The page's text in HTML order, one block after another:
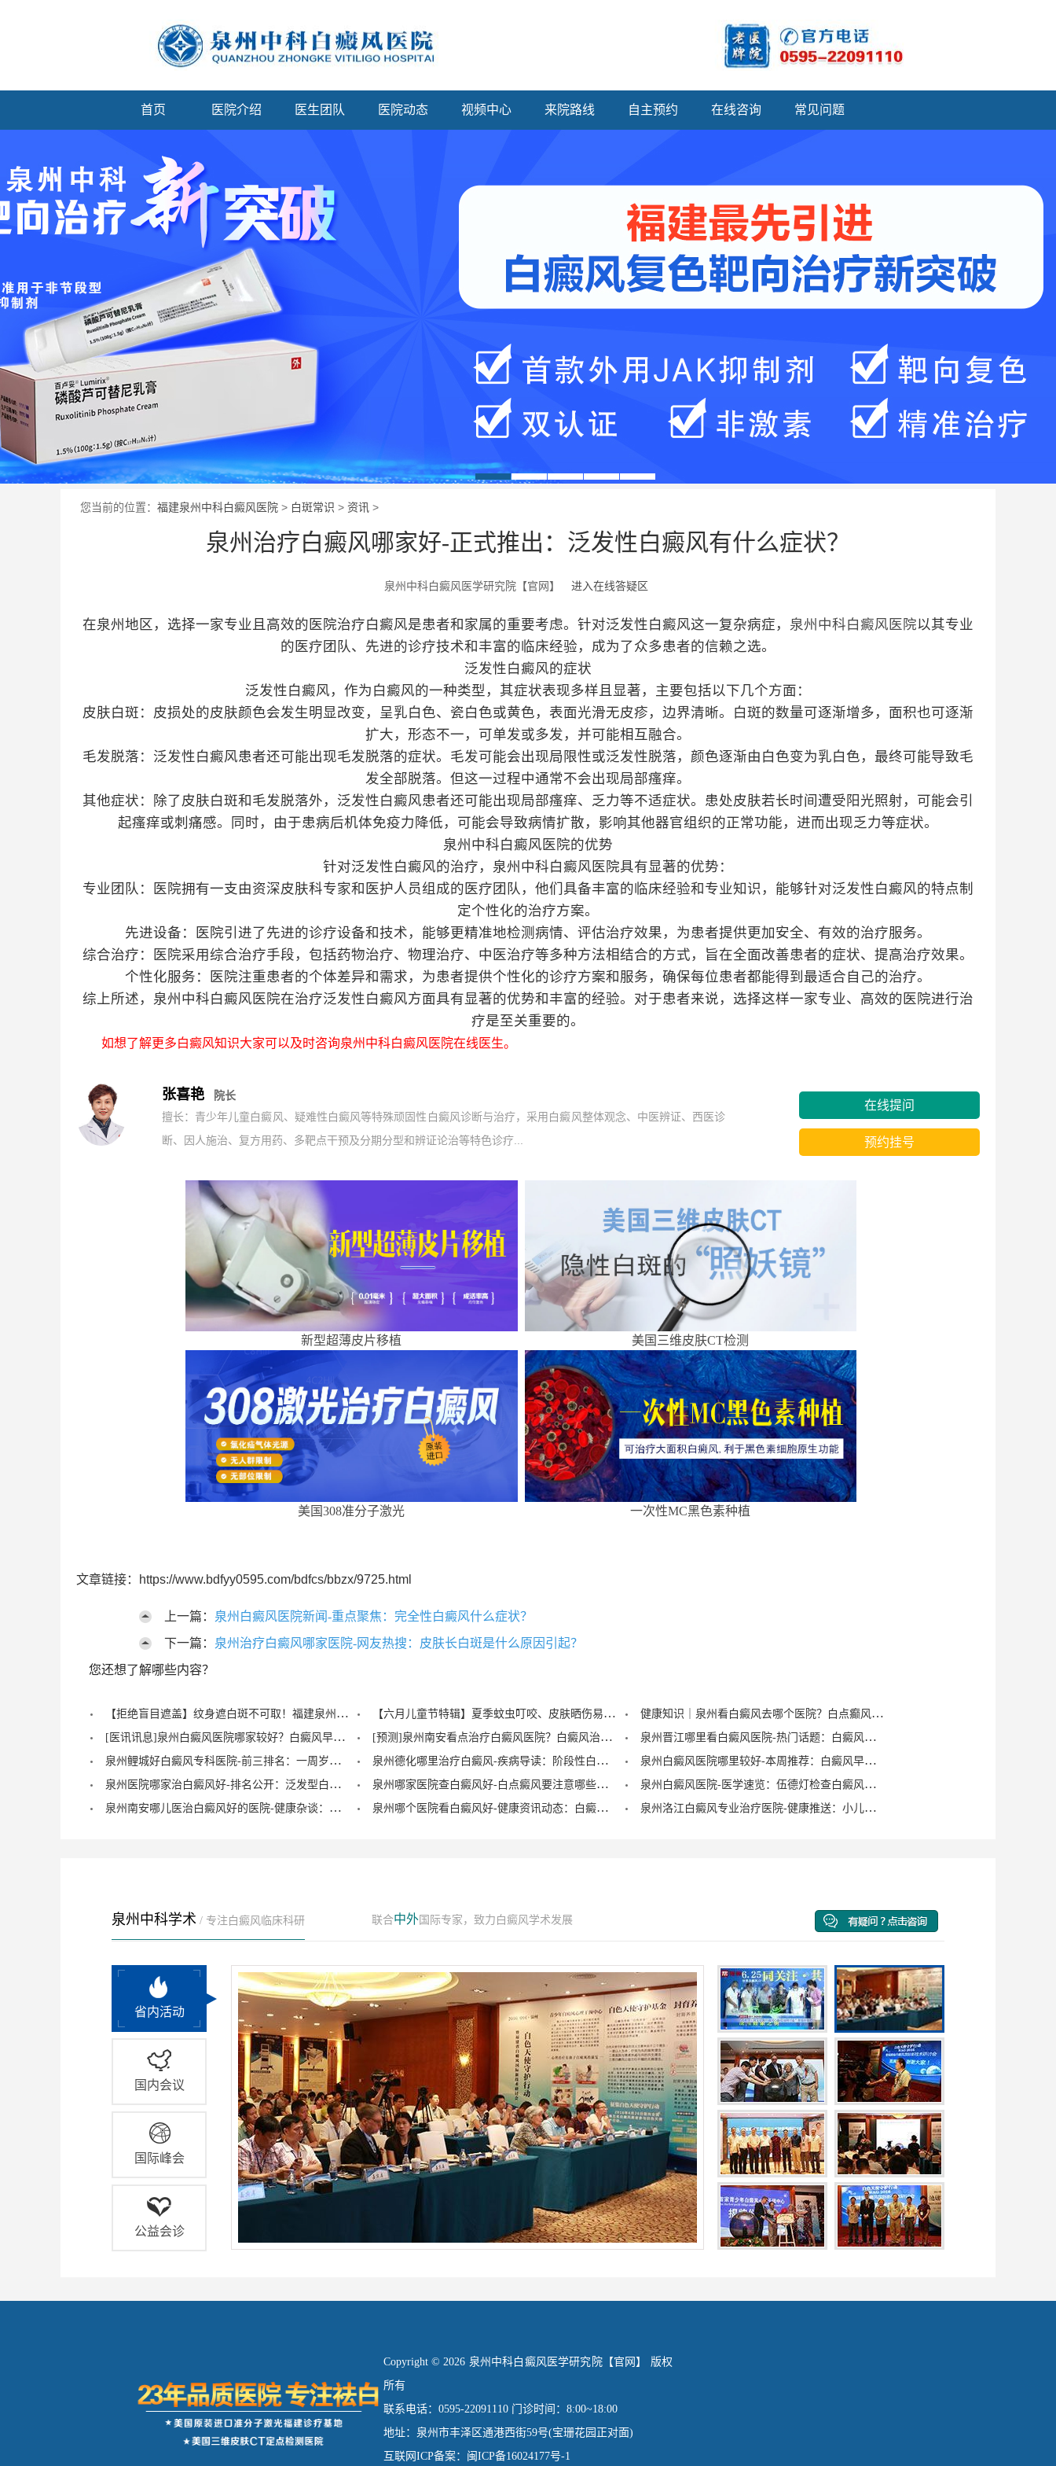
首页 医院介绍 医生团队 医院动态 视频中心 来院路线 自主预约 在线咨询 常见问题
您当前的位置： 福建泉州中科白癜风医院 > 白斑常识 > 资讯 >
泉州治疗白癜风哪家好-正式推出：泛发性白癜风有什么症状？
泉州中科白癜风医学研究院【官网】 进入在线答疑区
在泉州地区，选择一家专业且高效的医院治疗白癜风是患者和家属的重要考虑。针对泛发性白癜风这一复杂病症， 泉州中科白癜风医院以其专业
的医疗团队、先进的诊疗技术和丰富的临床经验，成为了众多患者的信赖之选。
泛发性白癜风的症状
泛发性白癜风，作为白癜风的一种类型，其症状表现多样且显著，主要包括以下几个方面：
皮肤白斑：皮损处的皮肤颜色会发生明显改变，呈乳白色、瓷白色或黄色，表面光滑无皮疹，边界清晰。白斑的数量可逐渐增多，面积也可逐渐
扩大，形态不一，可单发或多发，并可能相互融合。
毛发脱落：泛发性白癜风患者还可能出现毛发脱落的症状。毛发可能会出现局限性或泛发性脱落，颜色逐渐由白色变为乳白色，最终可能导致毛
发全部脱落。但这一过程中通常不会出现局部瘙痒。
其他症状：除了皮肤白斑和毛发脱落外，泛发性白癜风患者还可能出现局部瘙痒、乏力等不适症状。患处皮肤若长时间遭受阳光照射，可能会引
起瘙痒或刺痛感。同时，由于患病后机体免疫力降低，可能会导致病情扩散，影响其他器官组织的正常功能，进而出现乏力等症状。
泉州中科白癜风医院的优势
针对泛发性白癜风的治疗，泉州中科白癜风医院具有显著的优势：
专业团队：医院拥有一支由资深皮肤科专家和医护人员组成的医疗团队，他们具备丰富的临床经验和专业知识，能够针对泛发性白癜风的特点制
定个性化的治疗方案。
先进设备：医院引进了先进的诊疗设备和技术，能够更精准地检测病情、评估治疗效果，为患者提供更加安全、有效的治疗服务。
综合治疗：医院采用综合治疗手段，包括药物治疗、物理治疗、中医治疗等多种方法相结合的方式，旨在全面改善患者的症状、提高治疗效果。
个性化服务：医院注重患者的个体差异和需求，为患者提供个性化的诊疗方案和服务，确保每位患者都能得到最适合自己的治疗。
综上所述，泉州中科白癜风医院在治疗泛发性白癜风方面具有显著的优势和丰富的经验。对于患者来说，选择这样一家专业、高效的医院进行治
疗是至关重要的。
如想了解更多白癜风知识大家可以及时咨询泉州中科白癜风医院在线医生。
张喜艳
院长
擅长：青少年儿童白癜风、疑难性白癜风等特殊顽固性白癜风诊断与治疗，采用白癜风整体观念、中医辨证、西医诊
断、因人施治、复方用药、多靶点干预及分期分型和辨证论治等特色诊疗...
在线提问
预约挂号
新型超薄皮片移植 美国三维皮肤CT检测
美国308准分子激光 一次性MC黑色素种植
文章链接：https://www.bdfyy0595.com/bdfcs/bbzx/9725.html
上一篇： 泉州白癜风医院新闻-重点聚焦：完全性白癜风什么症状？
下一篇： 泉州治疗白癜风哪家医院-网友热搜：皮肤长白斑是什么原因引起？
您还想了解哪些内容？
【拒绝盲目遮盖】纹身遮白斑不可取！福建泉州中科白癜风医院倡导科学诊疗，从根源唤醒黑色素 【六月儿童节特辑】夏季蚊虫叮咬、皮肤晒伤易成白斑“催化剂”，泉州中科：儿童白癜风暑期护理记住三个要点！
健康知识｜泉州看白癜风去哪个医院？白点癫风早期可以自愈？
[医讯讯息]泉州白癜风医院哪家较好？白癜风早期症状能治愈？
[预测]泉州南安看点治疗白癜风医院？白癜风治疗后泛红是怎么回事？
泉州晋江哪里看白癜风医院-热门话题：白癜风症状有哪些？
泉州鲤城好白癜风专科医院-前三排名：一周岁宝宝有白癜风症状？
泉州德化哪里治疗白癜风-疾病导读：阶段性白癜风的症状？
泉州白癜风医院哪里较好-本周推荐：白癜风早期症状如何确诊？
泉州医院哪家治白癜风好-排名公开：泛发型白癜风怎么治疗才正确？
泉州哪家医院查白癜风好-白点癜风要注意哪些饮食禁忌？
泉州白癜风医院-医学速览：伍德灯检查白癜风症状？
泉州南安哪儿医治白癜风好的医院-健康杂谈：治疗儿童脚部白癜风要注重什么？
泉州哪个医院看白癜风好-健康资讯动态：白癜风的症状早期图片？ 泉州洛江白癜风专业治疗医院-健康推送：小儿脸上有白斑是什么原因？
泉州中科学术 / 专注白癜风临床科研 联合中外国际专家，致力白癜风学术发展
省内活动
国内会议
国际峰会
公益会诊
Copyright © 2026 泉州中科白癜风医学研究院【官网】 版权
所有
联系电话：0595-22091110 门诊时间：8:00~18:00
地址：泉州市丰泽区通港西街59号(宝珊花园正对面)
互联网ICP备案：闽ICP备16024177号-1